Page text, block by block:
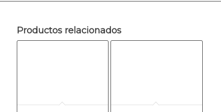
Productos relacionados